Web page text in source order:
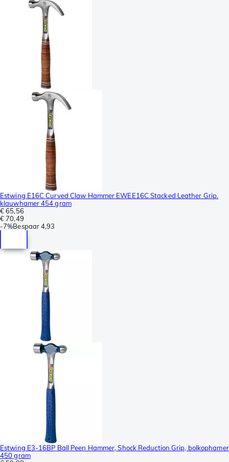
Estwing E16C Curved Claw Hammer EWEE16C Stacked Leather Grip.
klauwhamer 454 gram
€ 65,56
€ 70,49
-7%Bespaar4,93
Estwing E3-16BP Ball Peen Hammer, Shock Reduction Grip, bolkophamer
450 gram